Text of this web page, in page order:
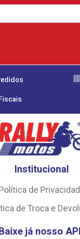
Institucional
de
de Troca e
já nosso